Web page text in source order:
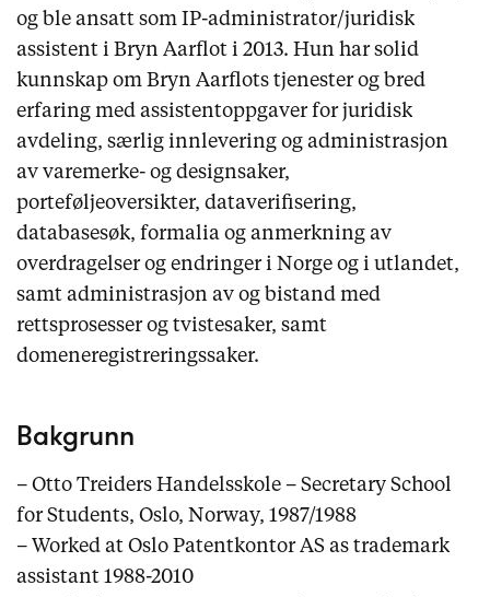
og ble ansatt som IP-administrator/juridisk
assistent i Bryn Aarflot i 2013. Hun har solid
kunnskap om Bryn Aarflots tjenester og bred
erfaring med assistentoppgaver for juridisk
avdeling, særlig innlevering og administrasjon
av varemerke- og designsaker,
porteføljeoversikter, dataverifisering,
databasesøk, formalia og anmerkning av
overdragelser og endringer i Norge og i utlandet,
samt administrasjon av og bistand med
rettsprosesser og tvistesaker, samt
domeneregistreringssaker.
Bakgrunn
– Otto Treiders Handelsskole – Secretary School
for Students, Oslo, Norway, 1987/1988
– Worked at Oslo Patentkontor AS as trademark
assistant 1988-2010